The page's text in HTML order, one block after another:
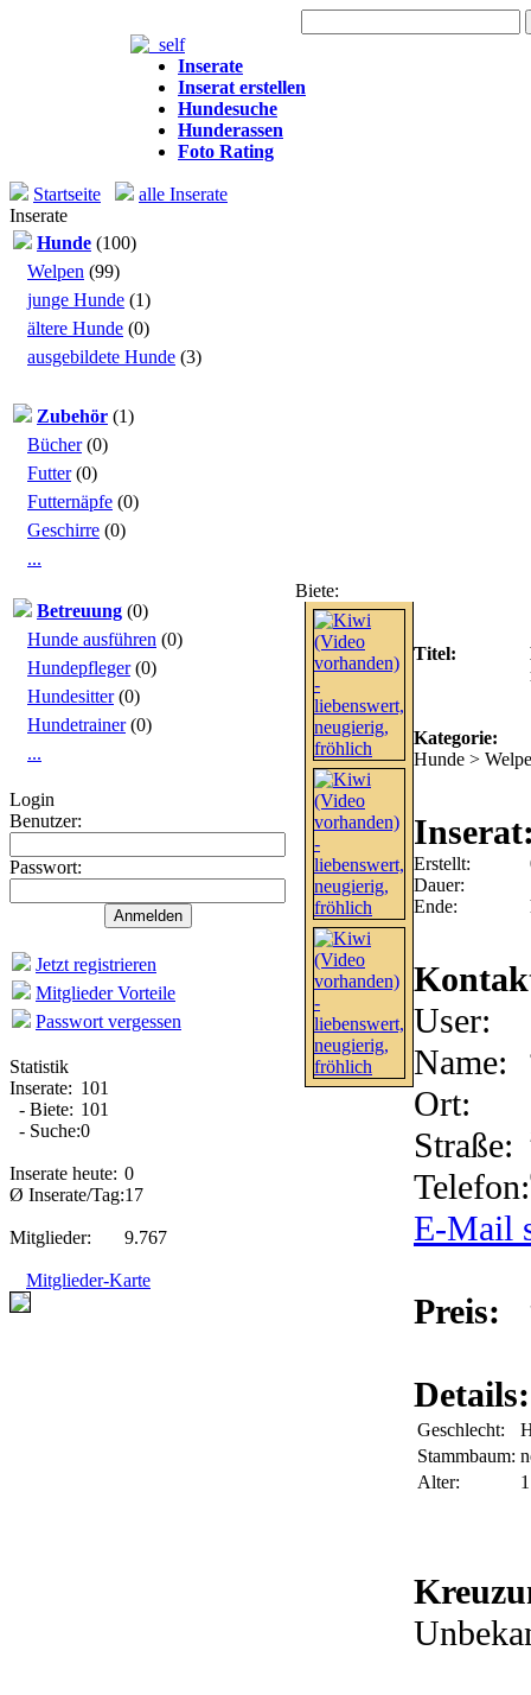
Inserate
Inserat erstellen
Hundesuche
Hunderassen
Foto Rating
Startseite
alle Inserate
Inserate
Hunde (100)
Welpen (99)
junge Hunde (1)
ältere Hunde (0)
ausgebildete Hunde (3)
Zubehör (1)
Bücher(0)
Futter(0)
Futternäpfe (0)
Geschirre (0)
...
Betreuung (0)
Hunde ausführen (0)
Hundepfleger(0)
Hundesitter(0)
Hundetrainer(0)
...
Login
Benutzer:
Passwort:
Jetzt registrieren
Mitglieder Vorteile
Passwort vergessen
Statistik
Inserate: 101
- Biete: 101
- Suche:0
Inserate heute: 0
Ø Inserate/Tag:17
Mitglieder: 9.767
Mitglieder-Karte
Biete:
Titel:
Kategorie:
Hunde >
Erstellt:
Dauer:
Ende:
User:
Name:
Ort:
Straße:
Telefon:
E-Mail
Preis:
Details:
Geschlecht:
Stammbaum:
Alter: